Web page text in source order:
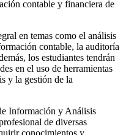
contable y financiera de
en temas como el análisis
contable, la auditoría
los estudiantes tendrán
en el uso de herramientas
y la gestión de la
Información y Análisis
de diversas